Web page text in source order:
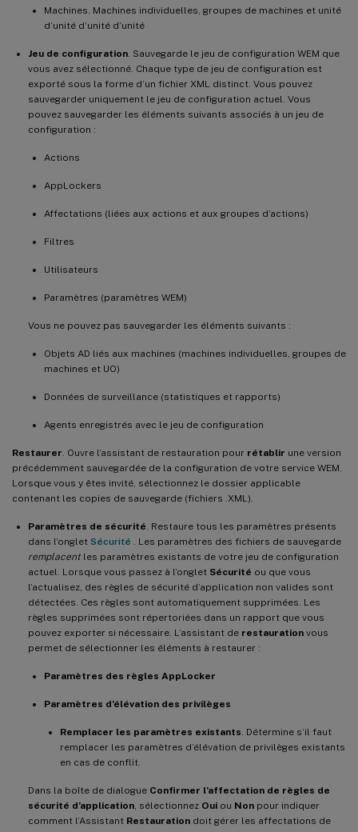
Machines. Machines individuelles, groupes de machines et unité
d’unité d’unité d’unité
Jeu de configuration . Sauvegarde le jeu de configuration WEM que
vous avez sélectionné. Chaque type de jeu de configuration est
exporté sous la forme d’un fichier XML distinct. Vous pouvez
sauvegarder uniquement le jeu de configuration actuel. Vous
pouvez sauvegarder les éléments suivants associés à un jeu de
configuration :
Actions
AppLockers
Affectations (liées aux actions et aux groupes d’actions)
Filtres
Utilisateurs
Paramètres (paramètres WEM)
Vous ne pouvez pas sauvegarder les éléments suivants :
Objets AD liés aux machines (machines individuelles, groupes de
machines et UO)
Données de surveillance (statistiques et rapports)
Agents enregistrés avec le jeu de configuration
Restaurer . Ouvre l’assistant de restauration pour rétablir une version
précédemment sauvegardée de la configuration de votre service WEM.
Lorsque vous y êtes invité, sélectionnez le dossier applicable
contenant les copies de sauvegarde (fichiers .XML).
Paramètres de sécurité . Restaure tous les paramètres présents
dans l’onglet Sécurité . Les paramètres des fichiers de sauvegarde
remplacentles paramètres existants de votre jeu de configuration
actuel. Lorsque vous passez à l’onglet Sécurité ou que vous
l’actualisez, des règles de sécurité d’application non valides sont
détectées. Ces règles sont automatiquement supprimées. Les
règles supprimées sont répertoriées dans un rapport que vous
pouvez exporter si nécessaire. L’assistant de restauration vous
permet de sélectionner les éléments à restaurer :
Paramètres des règles AppLocker
Paramètres d’élévation des privilèges
Remplacer les paramètres existants . Détermine s’il faut
remplacer les paramètres d’élévation de privilèges existants
en cas de conflit.
Dans la boîte de dialogue Confirmer l’affectation de règles de
sécurité d’application , sélectionnez Oui ou Non pour indiquer
comment l’Assistant Restauration doit gérer les affectations de